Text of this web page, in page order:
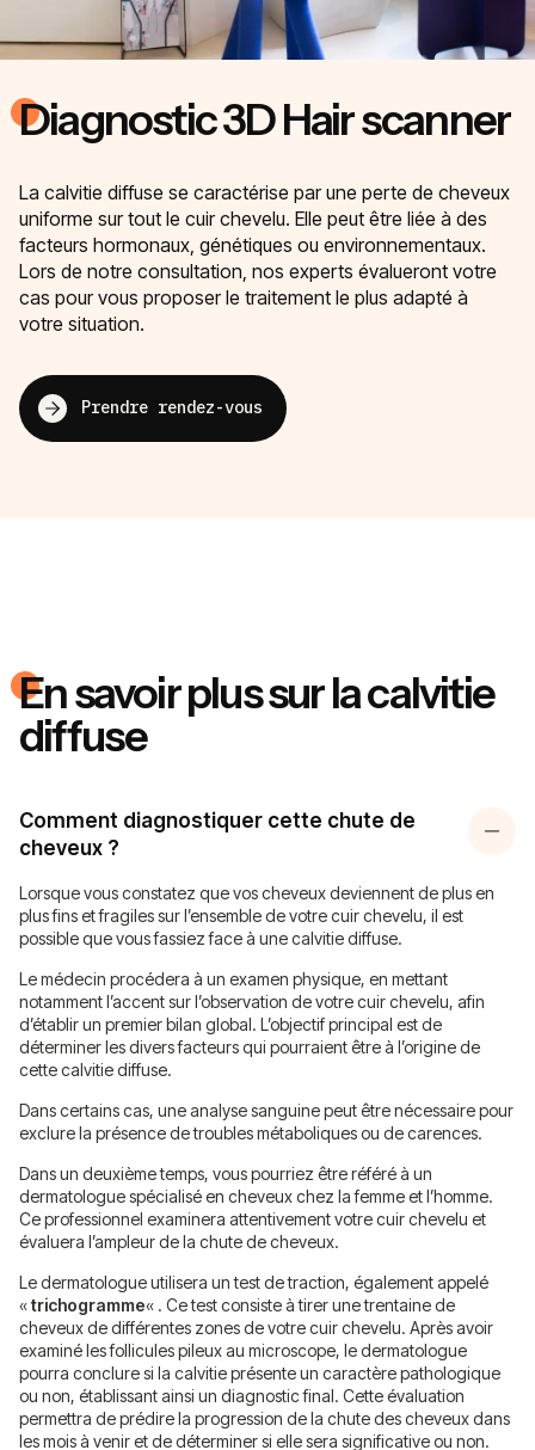
Diagnostic 3D Hair scanner
La calvitie diffuse se caractérise par une perte de cheveux
uniforme sur tout le cuir chevelu. Elle peut être liée à des
facteurs hormonaux, génétiques ou environnementaux.
Lors de notre consultation, nos experts évalueront votre
cas pour vous proposer le traitement le plus adapté à
votre situation.
Prendre rendez-vous
En savoir plus sur la calvitie
diffuse
Comment diagnostiquer cette chute de
cheveux ?
Lorsque vous constatez que vos cheveux deviennent de plus en
plus fins et fragiles sur l’ensemble de votre cuir chevelu, il est
possible que vous fassiez face à une calvitie diffuse.
Le médecin procédera à un examen physique, en mettant
notamment l’accent sur l’observation de votre cuir chevelu, afin
d’établir un premier bilan global. L’objectif principal est de
déterminer les divers facteurs qui pourraient être à l’origine de
cette calvitie diffuse.
Dans certains cas, une analyse sanguine peut être nécessaire pour
exclure la présence de troubles métaboliques ou de carences.
Dans un deuxième temps, vous pourriez être référé à un
dermatologue spécialisé en cheveux chez la femme et l’homme.
Ce professionnel examinera attentivement votre cuir chevelu et
évaluera l’ampleur de la chute de cheveux.
Le dermatologue utilisera un test de traction, également appelé
«trichogramme« . Ce test consiste à tirer une trentaine de
cheveux de différentes zones de votre cuir chevelu. Après avoir
examiné les follicules pileux au microscope, le dermatologue
pourra conclure si la calvitie présente un caractère pathologique
ou non, établissant ainsi un diagnostic final. Cette évaluation
permettra de prédire la progression de la chute des cheveux dans
les mois à venir et de déterminer si elle sera significative ou non.